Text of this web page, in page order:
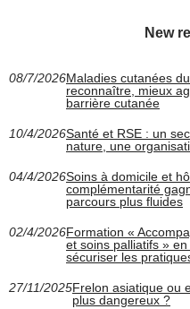
New
08/7/2026Maladies cutanées
reconnaître, mieux
barrière cutanée
10/4/2026Santé et RSE : un
nature, une
04/4/2026Soins à domicile et
complémentarité
parcours plus fluides
02/4/2026Formation «
et soins palliatifs »
sécuriser les
27/11/2025Frelon asiatique ou
plus dangereux ?